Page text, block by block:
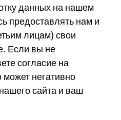
данных на нашем
предоставлять нам и
лицам) свои
Если вы не
согласие на
может негативно
сайта и ваш